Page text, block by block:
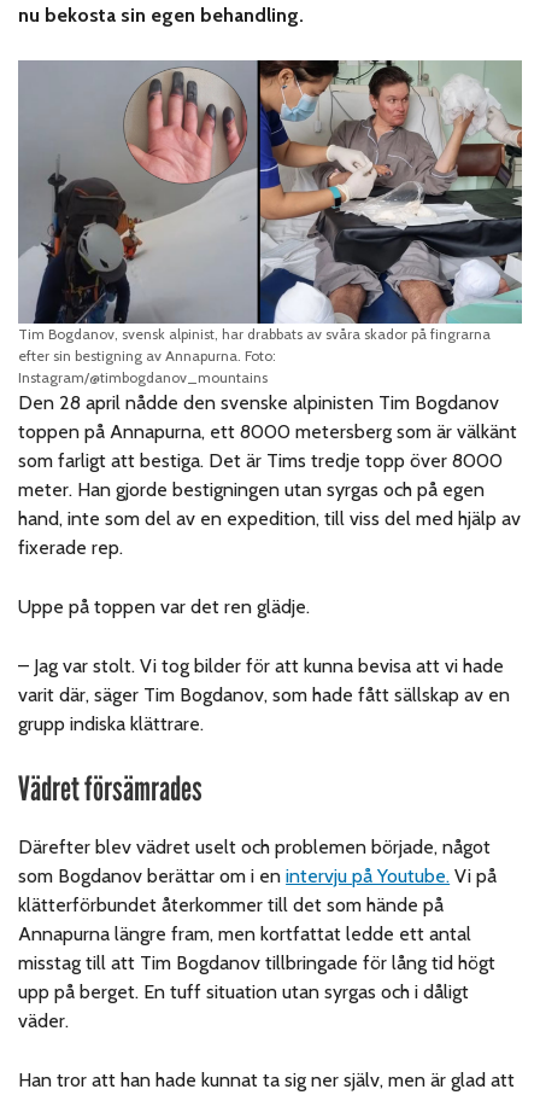
nu bekosta sin egen behandling.
Tim Bogdanov, svensk alpinist, har drabbats av svåra skador på fingrarna
efter sin bestigning av Annapurna. Foto:
Instagram/@timbogdanov_mountains
Den 28 april nådde den svenske alpinisten Tim Bogdanov
toppen på Annapurna, ett 8000 metersberg som är välkänt
som farligt att bestiga. Det är Tims tredje topp över 8000
meter. Han gjorde bestigningen utan syrgas och på egen
hand, inte som del av en expedition, till viss del med hjälp av
fixerade rep.
Uppe på toppen var det ren glädje.
– Jag var stolt. Vi tog bilder för att kunna bevisa att vi hade
varit där, säger Tim Bogdanov, som hade fått sällskap av en
grupp indiska klättrare.
Vädret försämrades
Därefter blev vädret uselt och problemen började, något
som Bogdanov berättar om i enintervju på Youtube. Vi på
klätterförbundet återkommer till det som hände på
Annapurna längre fram, men kortfattat ledde ett antal
misstag till att Tim Bogdanov tillbringade för lång tid högt
upp på berget. En tuff situation utan syrgas och i dåligt
väder.
Han tror att han hade kunnat ta sig ner själv, men är glad att